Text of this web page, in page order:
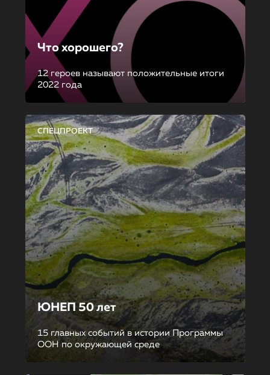
Что хорошего?
12 героев называют положительные итоги
2022 года
СПЕЦПРОЕКТ
ЮНЕП 50 лет
15 главных событий в истории Программы
ООН по окружающей среде